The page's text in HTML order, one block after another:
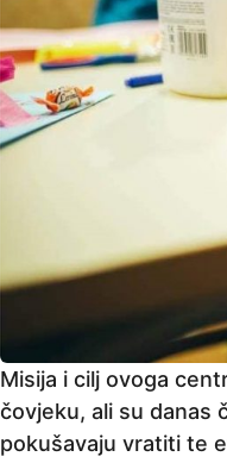
Misija i cilj ovoga
čovjeku, ali su danas
pokušavaju vratiti te